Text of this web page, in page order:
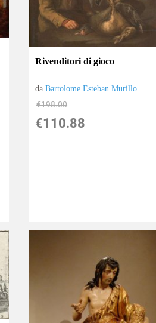
Rivenditori di gioco
daBartolome Esteban Murillo
€198.00
€110.88